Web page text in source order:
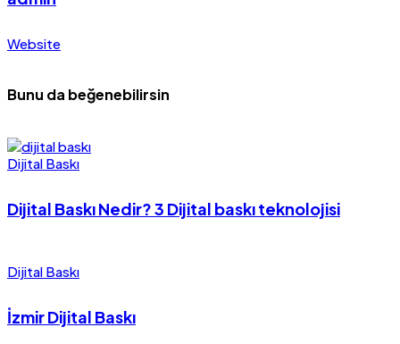
Website
Bunu da beğenebilirsin
Dijital Baskı
Dijital Baskı Nedir? 3 Dijital baskı teknolojisi
Dijital Baskı
İzmir Dijital Baskı